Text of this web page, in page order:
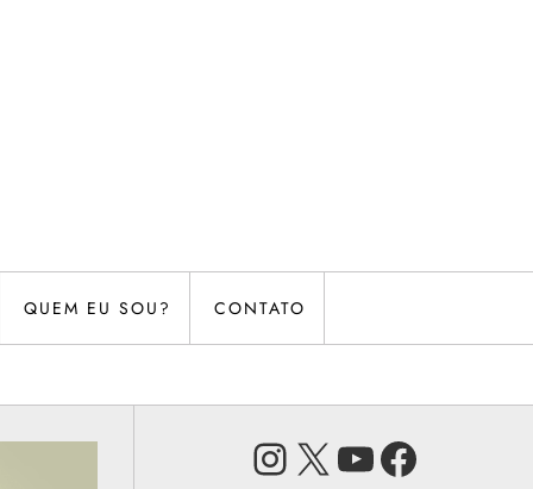
QUEM EU SOU? CONTATO
Instagram
X Youtube